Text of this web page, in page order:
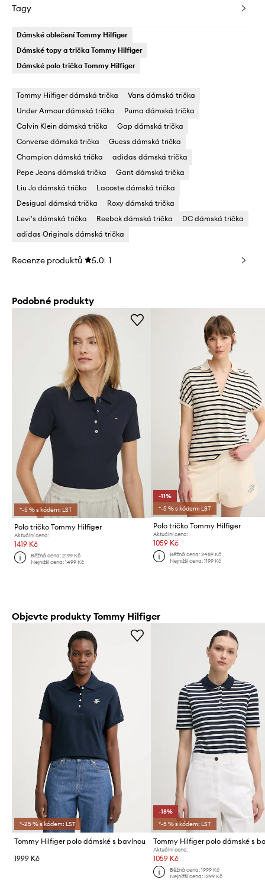
Tagy
Dámské oblečení Tommy Hilfiger
Dámské topy a trička Tommy Hilfiger
Dámské polo trička Tommy Hilfiger
Tommy Hilfiger dámská trička
Vans dámská trička
Under Armour dámská trička
Puma dámská trička
Calvin Klein dámská trička
Gap dámská trička
Converse dámská trička
Guess dámská trička
Champion dámská trička
adidas dámská trička
Pepe Jeans dámská trička
Gant dámská trička
Liu Jo dámská trička
Lacoste dámská trička
Desigual dámská trička
Roxy dámská trička
Levi's dámská trička
Reebok dámská trička
DC dámská trička
adidas Originals dámská trička
Recenze produktů 5.0 1
Podobné produkty
*-5 % s kódem: LST
Polo tričko Tommy Hilfiger
Aktuální cena:
1419 Kč
Běžná cena:2199 Kč
Nejnižší cena:1499 Kč
-11%
*-5 % s kódem: LST
Polo tričko Tommy Hilfiger
Aktuální cena:
1059 Kč
Běžná cena: 2489 Kč
Nejnižší cena: 1199 Kč
Objevte produkty Tommy Hilfiger
*-25 % s kódem: LST
Tommy Hilfiger polo dámské s bavlnou
1999 Kč
-18%
*-5 % s kódem: LST
Tommy Hilfiger polo dámské s
Aktuální cena:
1059 Kč
Běžná cena: 1999 Kč
Nejnižší cena: 1299 Kč